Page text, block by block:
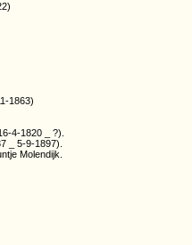
1863)
4-1820 _ ?).
_ 5-9-1897).
Molendijk.